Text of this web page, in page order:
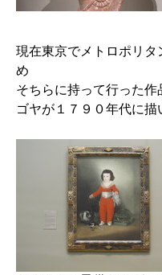
現在東京でメトロポリタ
め
そちらに持って行った
ゴヤが１７９０年代に